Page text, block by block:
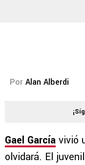
Por Alan Alberdi
Gael García vivió
olvidará. El